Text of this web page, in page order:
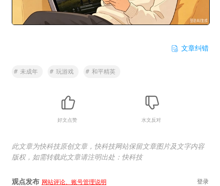
文章纠错
# 未成年 # 玩游戏 # 和平精英
好文点赞 水文反对
此文章为快科技原创文章，快科技网站保留文章图片及文字内容
版权，如需转载此文章请注明出处：快科技
观点发布 网站评论、账号管理说明 登录